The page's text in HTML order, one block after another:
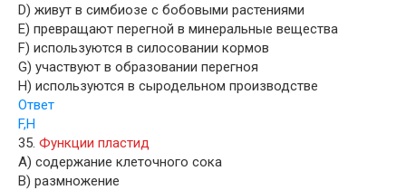
D) живут в симбиозе с бобовыми растениями
E) превращают перегной в минеральные вещества
F) используются в силосовании кормов
G) участвуют в образовании перегноя
H) используются в сыродельном производстве
Ответ
F,H
35. Функции пластид
A) содержание клеточного сока
B) размножение